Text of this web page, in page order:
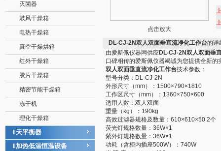
灭菌器
鼓风干燥箱
电热干燥箱
真空干燥烘箱
红外干燥箱
胶片干燥箱
精密节能干燥箱
冻干机
理化干燥箱
天平衡器
加热低温恒温设备
点击放大
DL-CJ-2N双人双面垂直流净化工作台的详
由爱斯佩仪器网供应DL-CJ-2N双人双面垂
口碑相传的爱斯佩仪器竭诚为您提供全新的
双人双面垂直流净化工作台技术参数：
型号分类：DL-CJ-2N
外形尺寸（mm）：1500×790×1810
工作区尺寸（mm）：1360×750×600
适用人数：双人双面
重量（kg）：190kg
高效过滤器规格及数量：610×610×50 2个
荧光灯规格数量：36W×1
紫外灯规格数量：36W×1
功耗（含柜内插座500W）：740W